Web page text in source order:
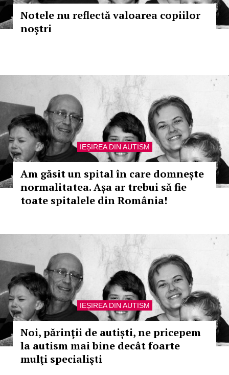
Notele nu reflectă valoarea copiilor
noştri
IEȘIREA DIN AUTISM
Am găsit un spital în care domnește
normalitatea. Așa ar trebui să fie
toate spitalele din România!
IEȘIREA DIN AUTISM
Noi, părinţii de autiști, ne pricepem
la autism mai bine decât foarte
mulţi specialişti